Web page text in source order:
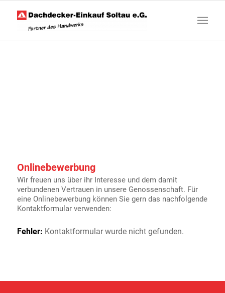
Onlinebewerbung
Wir freuen uns über ihr Interesse und dem damit
verbundenen Vertrauen in unsere Genossenschaft. Für
eine Onlinebewerbung können Sie gern das nachfolgende
Kontaktformular verwenden:
Fehler: Kontaktformular wurde nicht gefunden.